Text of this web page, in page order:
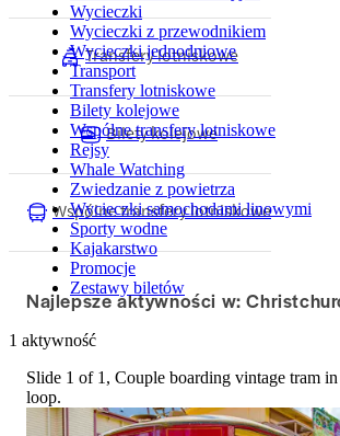
Wycieczki
Wycieczki z przewodnikiem
Wycieczki jednodniowe
Transport
Transfery lotniskowe
Bilety kolejowe
Wspólne transfery lotniskowe
Rejsy
Whale Watching
Zwiedzanie z powietrza
Wycieczki samochodami linowymi
Sporty wodne
Kajakarstwo
Promocje
Zestawy biletów
Transfery lotniskowe
Bilety kolejowe
Wspólne transfery lotniskowe
Najlepsze aktywności w:
1 aktywność
Slide 1 of 1, Couple boarding vintage tram
loop.